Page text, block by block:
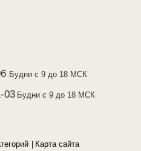
Будни с 9 до 18 МСК
03 Будни с 9 до 18 МСК
Карта сайта